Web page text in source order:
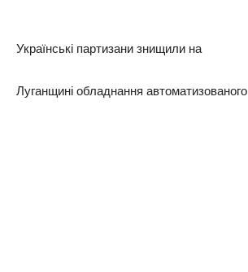
Українські партизани знищили на
Луганщині обладнання автоматизованого